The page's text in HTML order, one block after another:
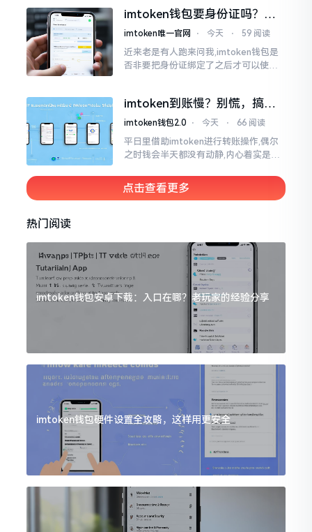
你仅有干巴巴等待其一途。
imtoken钱包要身份证吗？别
慌，看完这篇就懂了
imtoken唯一官网 ⋅ 今天 ⋅ 59 阅读
近来老是有人跑来问我,imtoken钱包是
否非要把身份证绑定了之后才可以使用
清楚了
imtoken到账慢？别慌，搞懂
这几点比啥都强
imtoken钱包2.0 ⋅ 今天 ⋅ 66 阅读
平日里借助imtoken进行转账操作,偶尔
之时钱会半天都没有动静,内心着实是挺
真的并非是它独自就能决定的。区块链
这个东西呢
点击查看更多
热门阅读
imtoken钱包安卓下载：入口在哪？老玩家的经验分享
imtoken钱包硬件设置全攻略，这样用更安全